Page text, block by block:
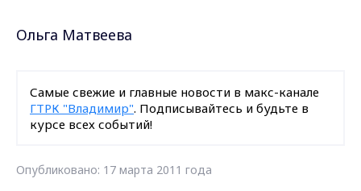
Ольга Матвеева
Самые свежие и главные новости в макс-канале
ГТРК "Владимир". Подписывайтесь и будьте в
курсе всех событий!
Опубликовано: 17 марта 2011 года